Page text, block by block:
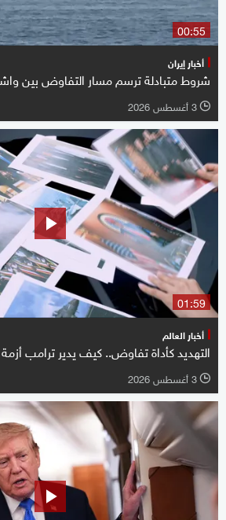
00:55
أخبار إيران
شروط متبادلة ترسم مسار التفاوض بين
l 3 أغسطس 2026
01:59
أخبار العالم
التهديد كأداة تفاوض.. كيف يدير ترامب أزمة
l 3 أغسطس 2026